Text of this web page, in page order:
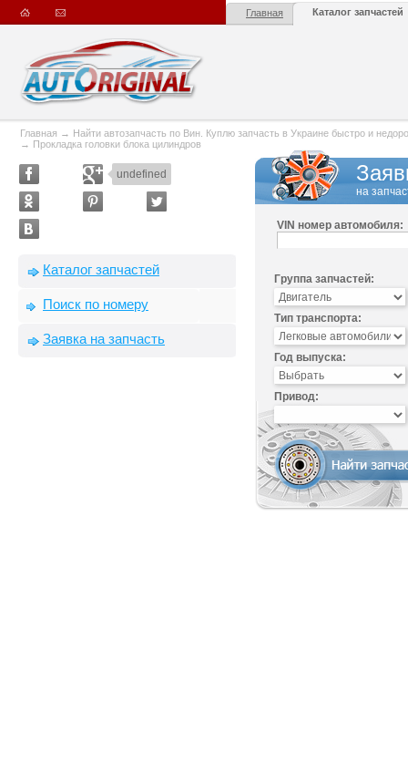
Главная Каталог запчастей
Главная → Найти автозапчасть по Вин. Куплю запчасть в Украине быстро и
→ Прокладка головки блока цилиндров
undefined
Каталог запчастей
Поиск по номеру
Заявка на запчасть
на
VIN номер автомобиля:
Группа запчастей:
Тип транспорта:
Год выпуска:
Привод: